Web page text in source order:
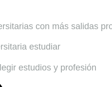
con más salidas
estudiar
estudios y profesión